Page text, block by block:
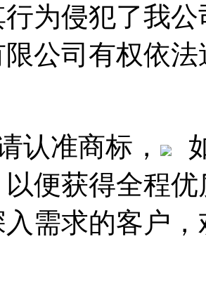
为侵犯了我
公司有权依
认准商标，
便获得全程
需求的客户